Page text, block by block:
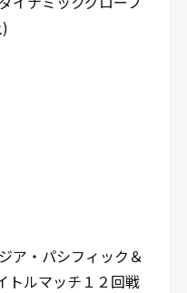
ア・パシフィック＆
トルマッチ１２回戦